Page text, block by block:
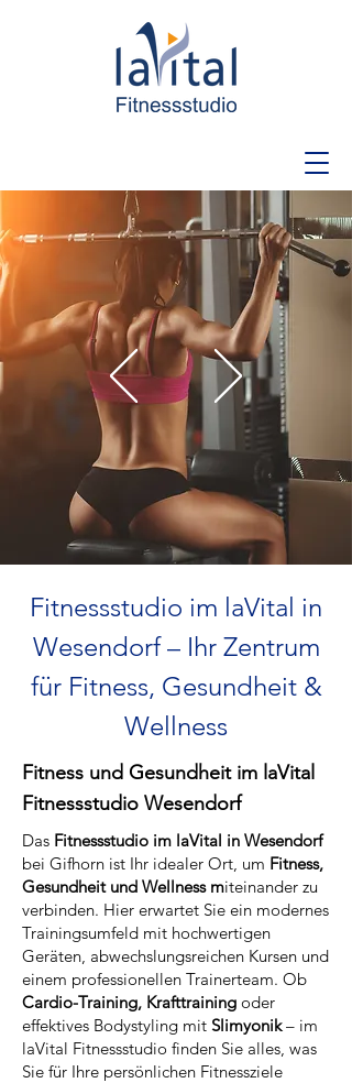
Fitnessstudio im laVital in
Wesendorf – Ihr Zentrum
für Fitness, Gesundheit &
Wellness
Fitness und Gesundheit im laVital
Fitnessstudio Wesendorf
Das Fitnessstudio im laVital in Wesendorf
bei Gifhorn ist Ihr idealer Ort, um Fitness,
Gesundheit und Wellness miteinander zu
verbinden. Hier erwartet Sie ein modernes
Trainingsumfeld mit hochwertigen
Geräten, abwechslungsreichen Kursen und
einem professionellen Trainerteam. Ob
Cardio-Training, Krafttraining oder
effektives Bodystyling mit Slimyonik– im
laVital Fitnessstudio finden Sie alles, was
Sie für Ihre persönlichen Fitnessziele